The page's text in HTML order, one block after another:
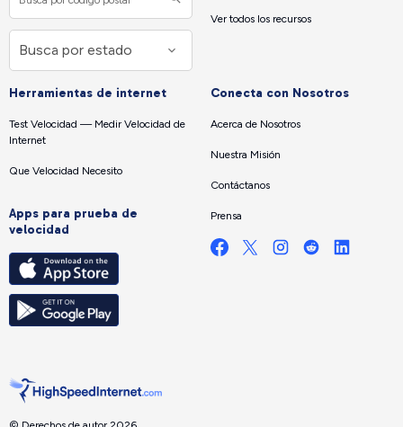
Ver todos los recursos
Herramientas de internet
Test Velocidad — Medir Velocidad de
Internet
Que Velocidad Necesito
Apps para prueba de
velocidad
Conecta con Nosotros
Acerca de Nosotros
Nuestra Misión
Contáctanos
Prensa